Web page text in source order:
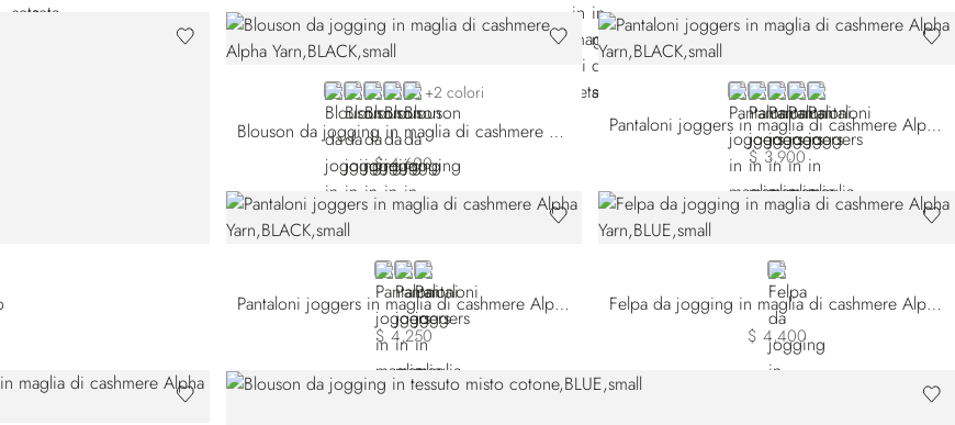
BLACK
BLUE W25302-184
BLUE W25302-186
BLUE W25302-198
BROWN W25302-243
+2 colori
Blouson da jogging in maglia di cashmere Alpha Yarn
$ 4,600
BLACK
BLUE W25302-184
BLUE W25302-198
BROWN
GREEN
Pantaloni joggers in maglia di cashmere Alpha Yarn
$ 3,900
BLACK
BLUE W25302-184
BROWN
Pantaloni joggers in maglia di cashmere Alpha Yarn
$ 4,250
BLUE
Felpa da jogging in maglia di cashmere Alpha Yarn
$ 4,400